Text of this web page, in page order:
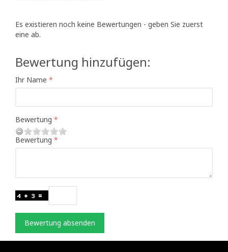
Es existieren noch keine Bewertungen - geben Sie zuerst
eine ab.
Bewertung hinzufügen:
Ihr Name
Bewertung
Bewertung
Bewertung absenden